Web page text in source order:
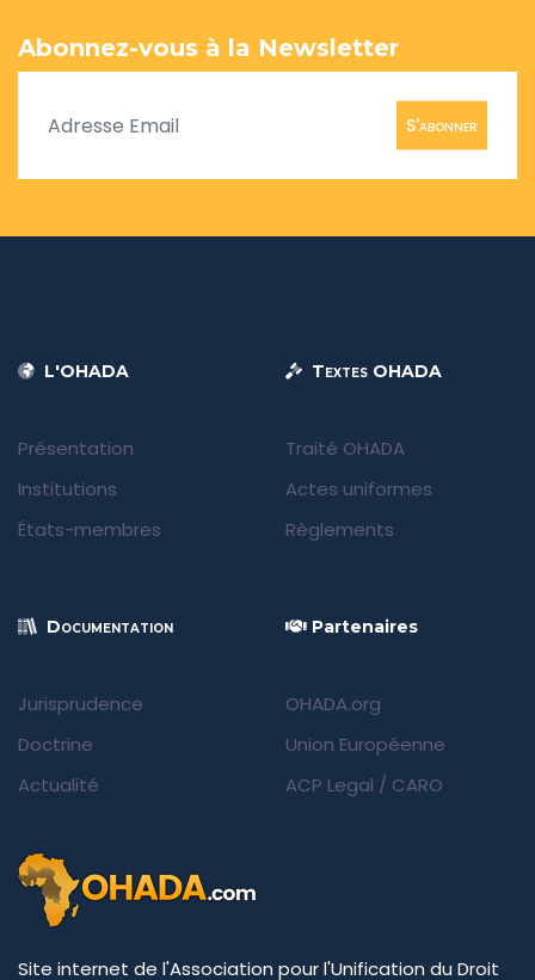
Abonnez-vous à la Newsletter
S'abonner
L'OHADA
Présentation
Institutions
États-membres
Textes OHADA
Traité OHADA
Actes uniformes
Règlements
Documentation
Jurisprudence
Doctrine
Actualité
Partenaires
OHADA.org
Union Européenne
ACP Legal / CARO
Site internet de l'Association pour l'Unification du Droit